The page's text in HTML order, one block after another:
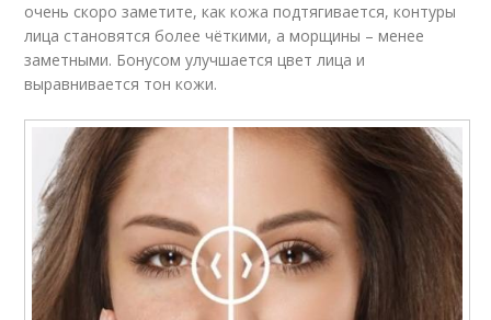
очень скоро заметите, как кожа подтягивается, контуры
лица становятся более чёткими, а морщины – менее
заметными. Бонусом улучшается цвет лица и
выравнивается тон кожи.